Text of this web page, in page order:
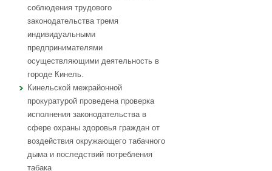
соблюдения трудового
законодательства тремя
индивидуальными
предпринимателями
осуществляющими деятельность в
городе Кинель.
Кинельской межрайонной
прокуратурой проведена проверка
исполнения законодательства в
сфере охраны здоровья граждан от
воздействия окружающего табачного
дыма и последствий потребления
табака